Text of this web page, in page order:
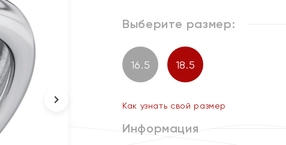
Выберите размер:
16.5 18.5
Как узнать свой размер
Информация